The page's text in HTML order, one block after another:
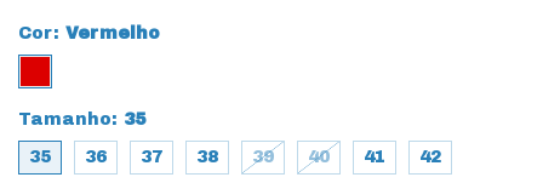
Cor: Vermelho
Tamanho: 35
35 36 37 38 39 40 41 42